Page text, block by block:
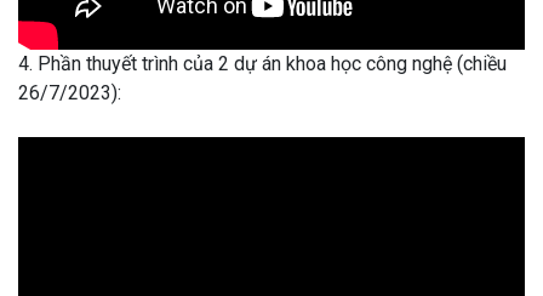
4. Phần thuyết trình của 2 dự án khoa học công nghệ (chiều
26/7/2023):